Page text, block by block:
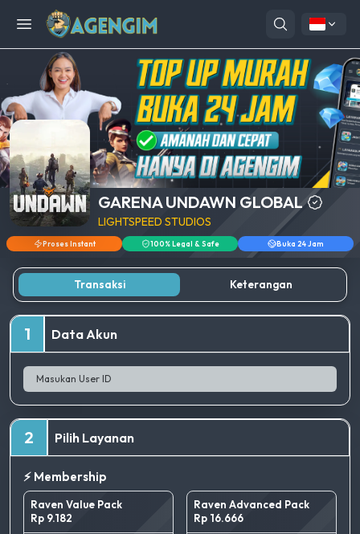
Open menu
GARENA UNDAWN GLOBAL
LIGHTSPEED STUDIOS
Proses Instant 100% Legal & Safe Buka 24 Jam
Transaksi Keterangan
1 Data Akun
2 Pilih Layanan
⚡ Membership
Raven Value Pack
Rp 9.182
Raven Advanced Pack
Rp 16.666